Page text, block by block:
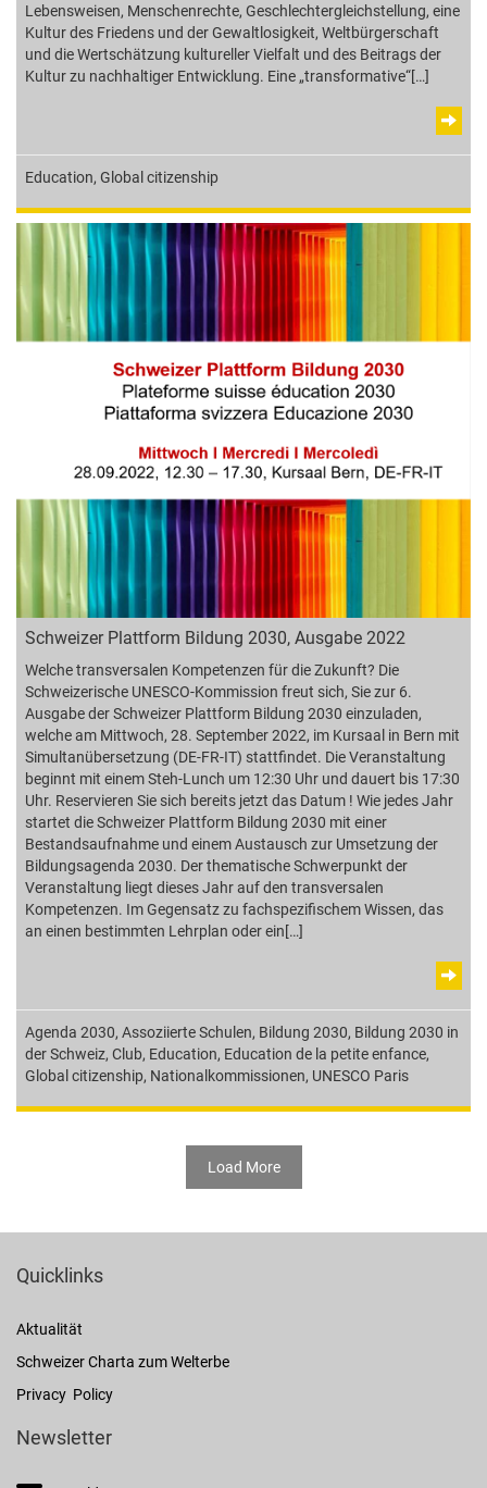
Lebensweisen, Menschenrechte, Geschlechtergleichstellung, eine
Kultur des Friedens und der Gewaltlosigkeit, Weltbürgerschaft
und die Wertschätzung kultureller Vielfalt und des Beitrags der
Kultur zu nachhaltiger Entwicklung. Eine „transformative“[…]
Education, Global citizenship
Schweizer Plattform Bildung 2030, Ausgabe 2022
Welche transversalen Kompetenzen für die Zukunft? Die
Schweizerische UNESCO-Kommission freut sich, Sie zur 6.
Ausgabe der Schweizer Plattform Bildung 2030 einzuladen,
welche am Mittwoch, 28. September 2022, im Kursaal in Bern mit
Simultanübersetzung (DE-FR-IT) stattfindet. Die Veranstaltung
beginnt mit einem Steh-Lunch um 12:30 Uhr und dauert bis 17:30
Uhr. Reservieren Sie sich bereits jetzt das Datum ! Wie jedes Jahr
startet die Schweizer Plattform Bildung 2030 mit einer
Bestandsaufnahme und einem Austausch zur Umsetzung der
Bildungsagenda 2030. Der thematische Schwerpunkt der
Veranstaltung liegt dieses Jahr auf den transversalen
Kompetenzen. Im Gegensatz zu fachspezifischem Wissen, das
an einen bestimmten Lehrplan oder ein[…]
Agenda 2030, Assoziierte Schulen, Bildung 2030, Bildung 2030 in
der Schweiz, Club, Education, Education de la petite enfance,
Global citizenship, Nationalkommissionen, UNESCO Paris
Load More
Quicklinks
Aktualität
Schweizer Charta zum Welterbe
Privacy Policy
Newsletter